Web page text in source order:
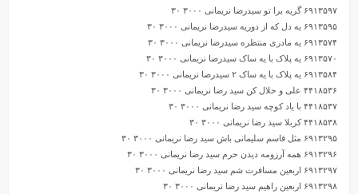
۶۹۱۳۵۹۷ گریه برا تو سیدرضا نریمانی ۳۰۰۰ ۳۰
۶۹۱۳۵۹۵ یه دل که از دوریه سیدرضا نریمانی ۳۰۰۰ ۳۰
۶۹۱۳۵۷۴ یه مادری منتظره سیدرضا نریمانی ۳۰۰۰ ۳۰
۶۹۱۳۵۷۰ یه پلاک با یه ساک سیدرضا نریمانی ۳۰۰۰ ۳۰
۶۹۱۳۵۸۴ یه پلاک با یه ساک ۲ سیدرضا نریمانی ۳۰۰۰ ۳۰
۴۴۱۸۵۳۶ علی و حلال کن سید رضا نریمانی ۳۰۰۰ ۳۰
۴۴۱۸۵۳۷ با یاد کوچه سید رضا نریمانی ۳۰۰۰ ۳۰
۴۴۱۸۵۳۸ کربلا سید رضا نریمانی ۳۰۰۰ ۳۰
۶۹۱۳۲۹۵ مثل قاسم سلیمانی باش سید رضا نریمانی ۳۰۰۰ ۳۰
۶۹۱۳۲۹۶ همه آرزومه دیدن حرم سید رضا نریمانی ۳۰۰۰ ۳۰
۶۹۱۳۲۹۷ اربعین مسافرت شم سید رضا نریمانی ۳۰۰۰ ۳۰
۶۹۱۳۲۹۸ اربعین راهیم سید رضا نریمانی ۳۰۰۰ ۳۰